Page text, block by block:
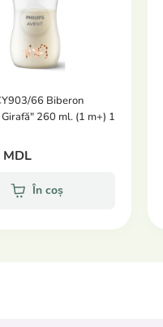
66 Biberon
260 ml. (1 m+) 1
În coș